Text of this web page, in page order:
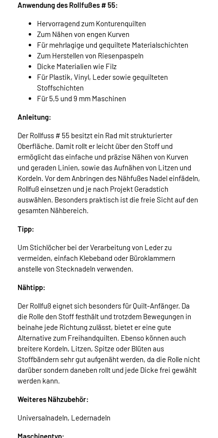
Anwendung des Rollfußes # 55:
Hervorragend zum Konturenquilten
Zum Nähen von engen Kurven
Für mehrlagige und gequiltete Materialschichten
Zum Herstellen von Riesenpaspeln
Dicke Materialien wie Filz
Für Plastik, Vinyl, Leder sowie gequilteten
Stoffschichten
Für 5,5 und 9 mm Maschinen
Anleitung:
Der Rollfuss # 55 besitzt ein Rad mit strukturierter
Oberfläche. Damit rollt er leicht über den Stoff und
ermöglicht das einfache und präzise Nähen von Kurven
und geraden Linien, sowie das Aufnähen von Litzen und
Kordeln. Vor dem Anbringen des Nähfußes Nadel einfädeln,
Rollfuß einsetzen und je nach Projekt Geradstich
auswählen. Besonders praktisch ist die freie Sicht auf den
gesamten Nähbereich.
Tipp:
Um Stichlöcher bei der Verarbeitung von Leder zu
vermeiden, einfach Klebeband oder Büroklammern
anstelle von Stecknadeln verwenden.
Nähtipp:
Der Rollfuß eignet sich besonders für Quilt-Anfänger. Da
die Rolle den Stoff festhält und trotzdem Bewegungen in
beinahe jede Richtung zulässt, bietet er eine gute
Alternative zum Freihandquilten. Ebenso können auch
breitere Kordeln, Litzen, Spitze oder Blüten aus
Stoffbändern sehr gut aufgenäht werden, da die Rolle nicht
darüber sondern daneben rollt und jede Dicke frei gewählt
werden kann.
Weiteres Nähzubehör:
Universalnadeln, Ledernadeln
Maschinentyp: